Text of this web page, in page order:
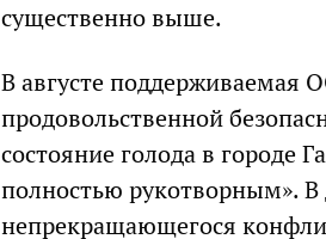
существенно выше.
В августе поддерживаемая
продовольственной
состояние голода в городе
полностью рукотворным». В
непрекращающегося